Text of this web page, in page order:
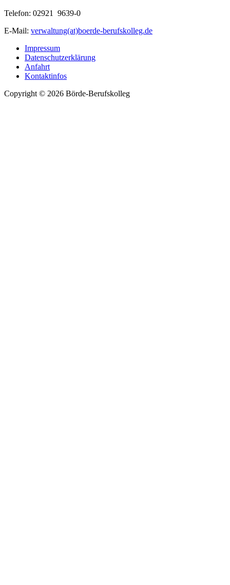
Telefon: 02921 9639-0
E-Mail: verwaltung(at)boerde-berufskolleg.de
Impressum
Datenschutzerklärung
Anfahrt
Kontaktinfos
Copyright © 2026 Börde-Berufskolleg